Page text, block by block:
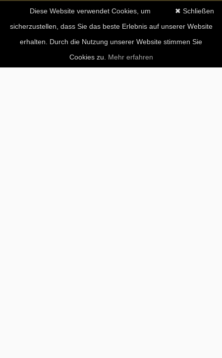
✖ Schließen
Diese Website verwendet Cookies, um
sicherzustellen, dass Sie das beste Erlebnis auf unserer Website
erhalten. Durch die Nutzung unserer Website stimmen Sie
Cookies zu. Mehr erfahren